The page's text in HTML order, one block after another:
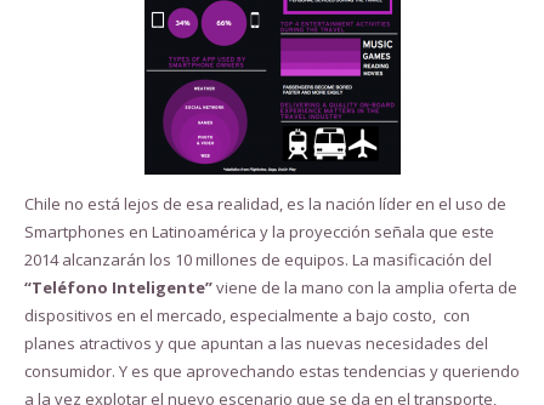
Chile no está lejos de esa realidad, es la nación líder en el uso de
Smartphones en Latinoamérica y la proyección señala que este
2014 alcanzarán los 10 millones de equipos. La masificación del
“Teléfono Inteligente”viene de la mano con la amplia oferta de
dispositivos en el mercado, especialmente a bajo costo, con
planes atractivos y que apuntan a las nuevas necesidades del
consumidor. Y es que aprovechando estas tendencias y queriendo
a la vez explotar el nuevo escenario que se da en el transporte,